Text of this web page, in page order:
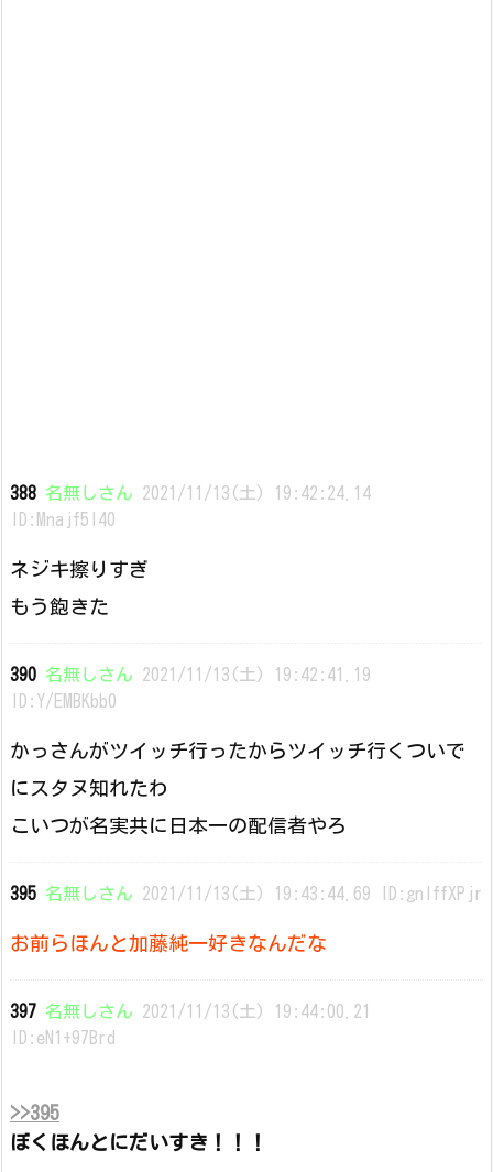
388 名無しさん 2021/11/13(土) 19:42:24.14
ID:Mnajf5l40
ネジキ擦りすぎ
もう飽きた
390 名無しさん 2021/11/13(土) 19:42:41.19
ID:Y/EMBKbb0
かっさんがツイッチ行ったからツイッチ行くついで
にスタヌ知れたわ
こいつが名実共に日本一の配信者やろ
395 名無しさん 2021/11/13(土) 19:43:44.69 ID:gnlffXPjr
お前らほんと加藤純一好きなんだな
397 名無しさん 2021/11/13(土) 19:44:00.21
ID:eN1+97Brd
>>395
ぼくほんとにだいすき！！！